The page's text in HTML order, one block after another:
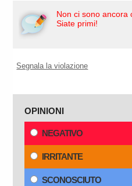
Non ci sono ancora
Siate primi!
Segnala la violazione
OPINIONI
NEGATIVO
IRRITANTE
SCONOSCIUTO